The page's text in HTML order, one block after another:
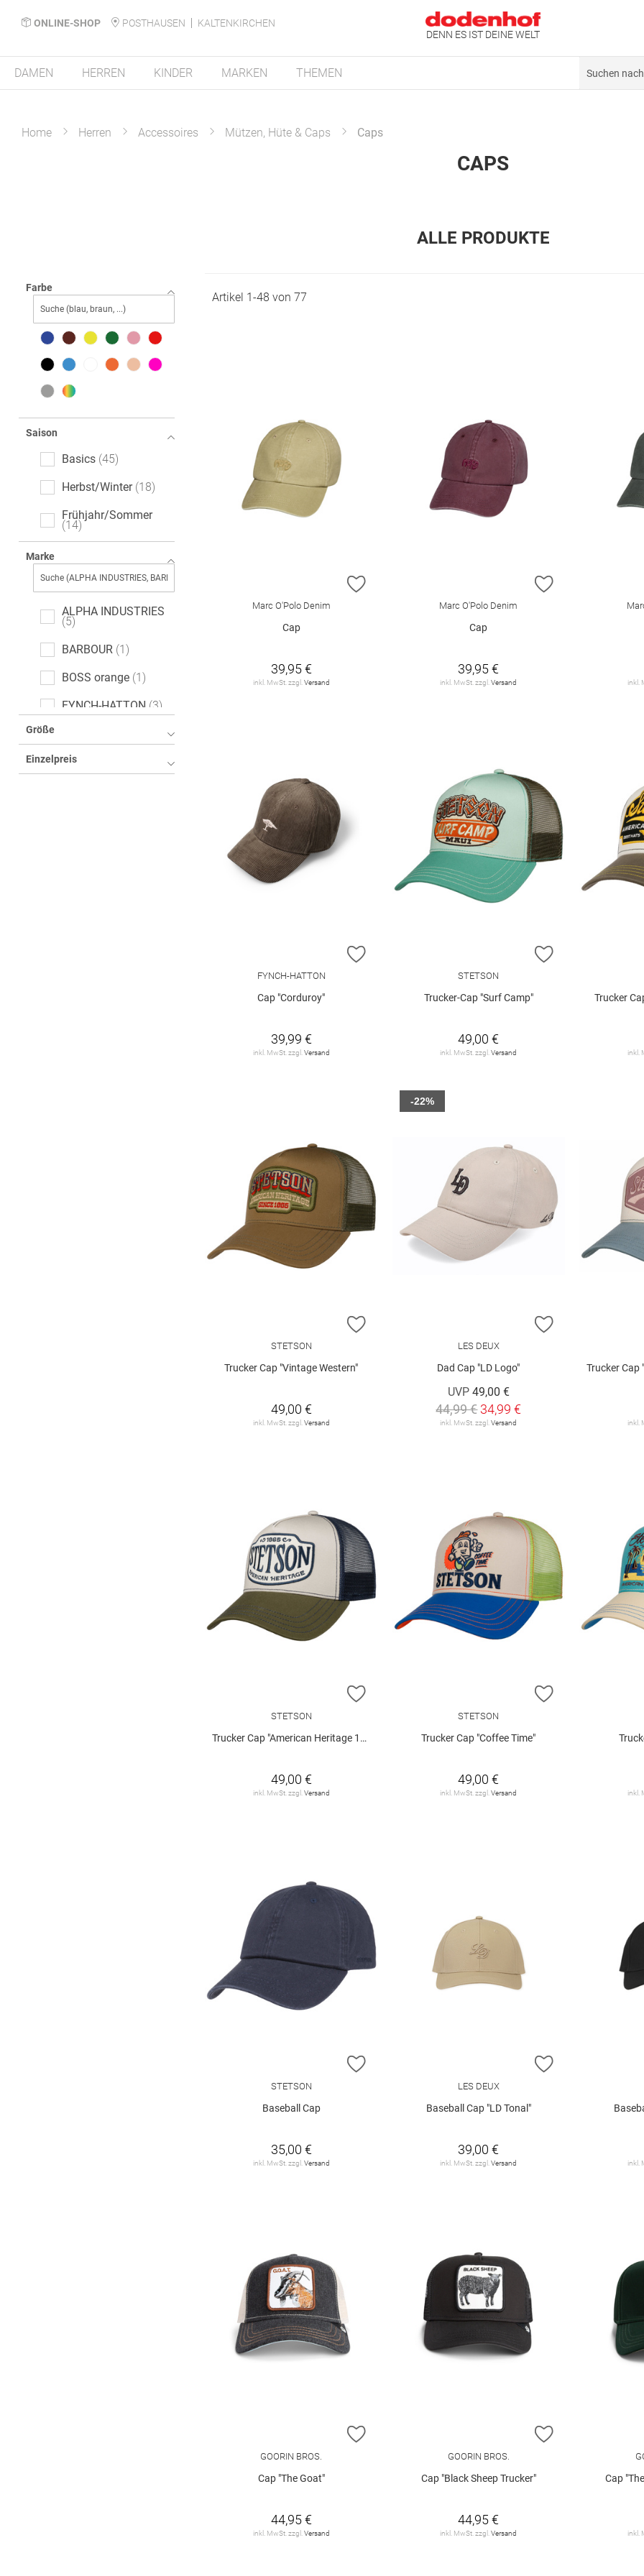
ONLINE-SHOP POSTHAUSEN
KALTENKIRCHEN
DENN ES IST DEINE WELT
DAMEN HERREN KINDER MARKEN THEMEN
Home Herren Accessoires Mützen, Hüte & Caps Caps
CAPS
ALLE PRODUKTE
Farbe
Saison
Basics 45
Herbst/Winter 18
Frühjahr/Sommer
14
Marke
ALPHA INDUSTRIES
5
BARBOUR 1
BOSS orange 1
FYNCH-HATTON 3
LES DEUX
Größe
Einzelpreis
Artikel 1-48 von 77
ZUR WUNSCHLISTE HINZUFÜGEN
Marc O'Polo Denim
Cap
39,95 €
inkl. MwSt. zzgl. Versand
ZUR
Marc O'Polo Denim
Cap
39,95 €
inkl. MwSt. zzgl.Versand inkl.
ZUR WUNSCHLISTE HINZUFÜGEN
FYNCH-HATTON
Cap "Corduroy"
39,99 €
inkl. MwSt. zzgl. Versand
ZUR
STETSON
Trucker-Cap "Surf Camp"
49,00 €
inkl. MwSt. zzgl.Versand
Trucker
inkl.
ZUR WUNSCHLISTE HINZUFÜGEN
STETSON
Trucker Cap "Vintage Western"
49,00 €
inkl. MwSt. zzgl. Versand
ZUR
LES DEUX
Dad Cap "LD Logo"
UVP 49,00 €
44,99 € 34,99 €
inkl. MwSt. zzgl.Versand
-22%
Trucker Cap
inkl.
ZUR WUNSCHLISTE HINZUFÜGEN
STETSON
Trucker Cap "American Heritage 1865"
49,00 €
inkl. MwSt. zzgl. Versand
ZUR
STETSON
Trucker Cap "Coffee Time"
49,00 €
inkl. MwSt. zzgl.Versand inkl.
ZUR WUNSCHLISTE HINZUFÜGEN
STETSON
Baseball Cap
35,00 €
inkl. MwSt. zzgl. Versand
ZUR
LES DEUX
Baseball Cap "LD Tonal"
39,00 €
inkl. MwSt. zzgl.Versand inkl.
ZUR WUNSCHLISTE HINZUFÜGEN
GOORIN BROS.
Cap "The Goat"
44,95 €
inkl. MwSt. zzgl. Versand
ZUR
GOORIN BROS.
Cap "Black Sheep Trucker"
44,95 €
inkl. MwSt. zzgl.Versand
Cap
inkl.